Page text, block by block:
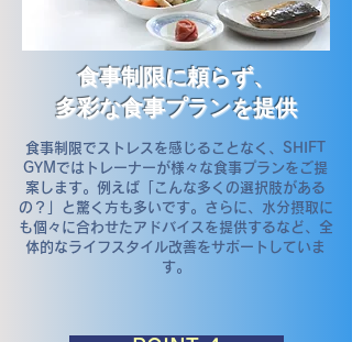
食事制限に頼らず、
多彩な食事プランを提供
食事制限でストレスを感じることなく、SHIFT
GYMではトレーナーが様々な食事プランをご提
案します。例えば「こんな多くの選択肢がある
の？」と驚く方も多いです。さらに、水分摂取に
も個々に合わせたアドバイスを提供するなど、全
体的なライフスタイル改善をサポートしていま
す。